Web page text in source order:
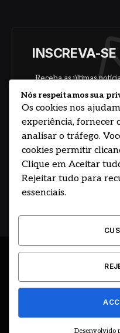
INSCREVA-
Receba as últimas
sobre arte,
Concorde com
© 2026
ÚLTIMAS NOTÍCIAS
Nós respeitamos sua
Os cookies nos
experiência, fornecer
analisar o tráfego.
cookies permitir
Clique em Aceitar
Rejeitar tudo para
essenciais.
Desenvolvido